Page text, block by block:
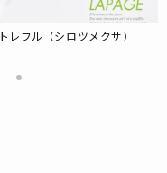
トレフル（シロツメクサ）